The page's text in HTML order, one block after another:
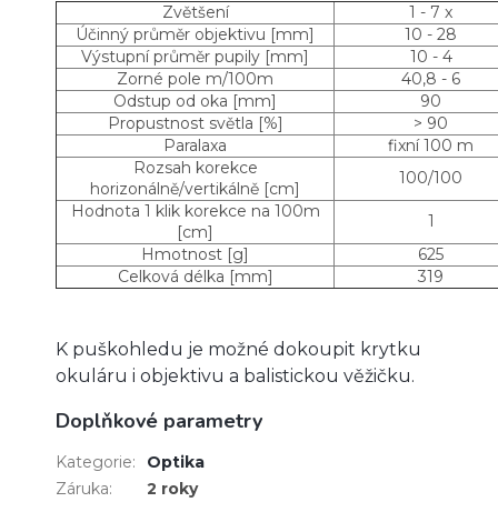
Zvětšení
1 - 7 x
Účinný průměr objektivu [mm]
10 - 28
Výstupní průměr pupily [mm]
10 - 4
Zorné pole m/100m
40,8 - 6
Odstup od oka [mm]
90
Propustnost světla [%]
> 90
Paralaxa
fixní 100 m
Rozsah korekce
horizonálně/vertikálně [cm]
100/100
Hodnota 1 klik korekce na 100m
[cm]
1
Hmotnost [g]
625
Celková délka [mm]
319
K puškohledu je možné dokoupit krytku
okuláru i objektivu a balistickou věžičku.
Doplňkové parametry
Kategorie:
Optika
Záruka: 2 roky